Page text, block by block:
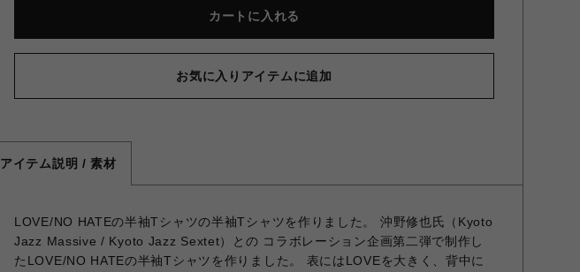
カートに入れる
お気に入りアイテムに追加
アイテム説明 / 素材
LOVE/NO HATEの半袖Tシャツの半袖Tシャツを作りました。 沖野修也氏（Kyoto
Jazz Massive / Kyoto Jazz Sextet）との コラボレーション企画第二弾で制作し
たLOVE/NO HATEの半袖Tシャツを作りました。 表にはLOVEを大きく、背中に